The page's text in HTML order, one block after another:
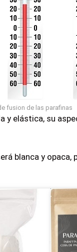
fusion de las parafinas
y elástica, su
blanca y opaca,